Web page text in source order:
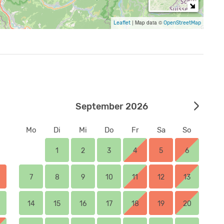
Doppelbett und einem zusätzlichem Bett, 1 EZ
Kinder nutzen sie gerne. In der Not kann man
Hauptküche, der
Einzelbett, Essraum, Küche und ein Bad/WC,
einem Tisch mit 4 Stühlen und einem separaten
dazugehörige Küche.
dazugeben, je nach Kombinationswünschen.
Leaflet | Map data ©OpenStreetMap
September 2026
Mo Di Mi Do Fr Sa So
1 2 3 4 5 6
7 8 9 10 11 12 13
14 15 16 17 18 19 20